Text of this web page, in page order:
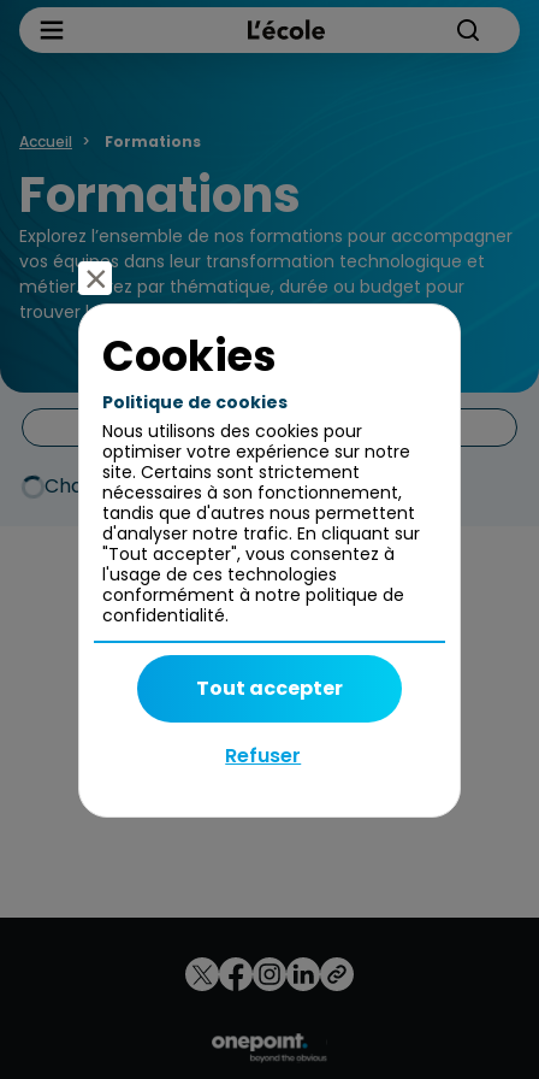
Accueil Formations
Formations
Explorez l’ensemble de nos formations pour accompagner
vos équipes dans leur transformation technologique et
métier. Filtrez par thématique, durée ou budget pour
trouver le programme adapté à vos besoins
Filtres
Chargement…
Cookies
Politique de cookies
Nous utilisons des cookies pour
optimiser votre expérience sur notre
site. Certains sont strictement
nécessaires à son fonctionnement,
tandis que d'autres nous permettent
d'analyser notre trafic. En cliquant sur
"Tout accepter", vous consentez à
l'usage de ces technologies
conformément à notre politique de
confidentialité.
Refuser
Tout accepter